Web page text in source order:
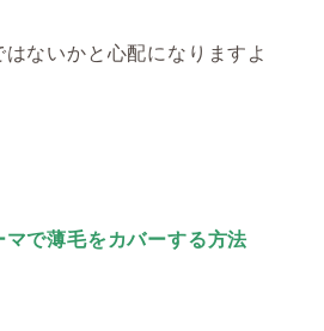
ないかと心配になりますよ
マで薄毛をカバーする方法